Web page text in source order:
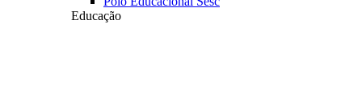
Educação